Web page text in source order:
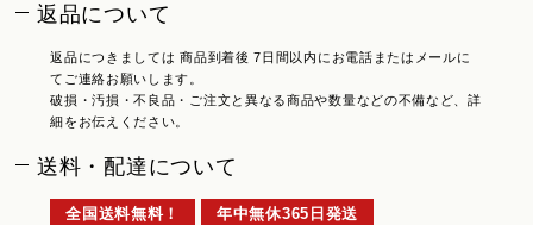
返品について
返品につきましては 商品到着後 7日間以内にお電話またはメールに
てご連絡お願いします。
破損・汚損・不良品・ご注文と異なる商品や数量などの不備など、詳
細をお伝えください。
送料・配達について
全国送料無料！ 年中無休365日発送